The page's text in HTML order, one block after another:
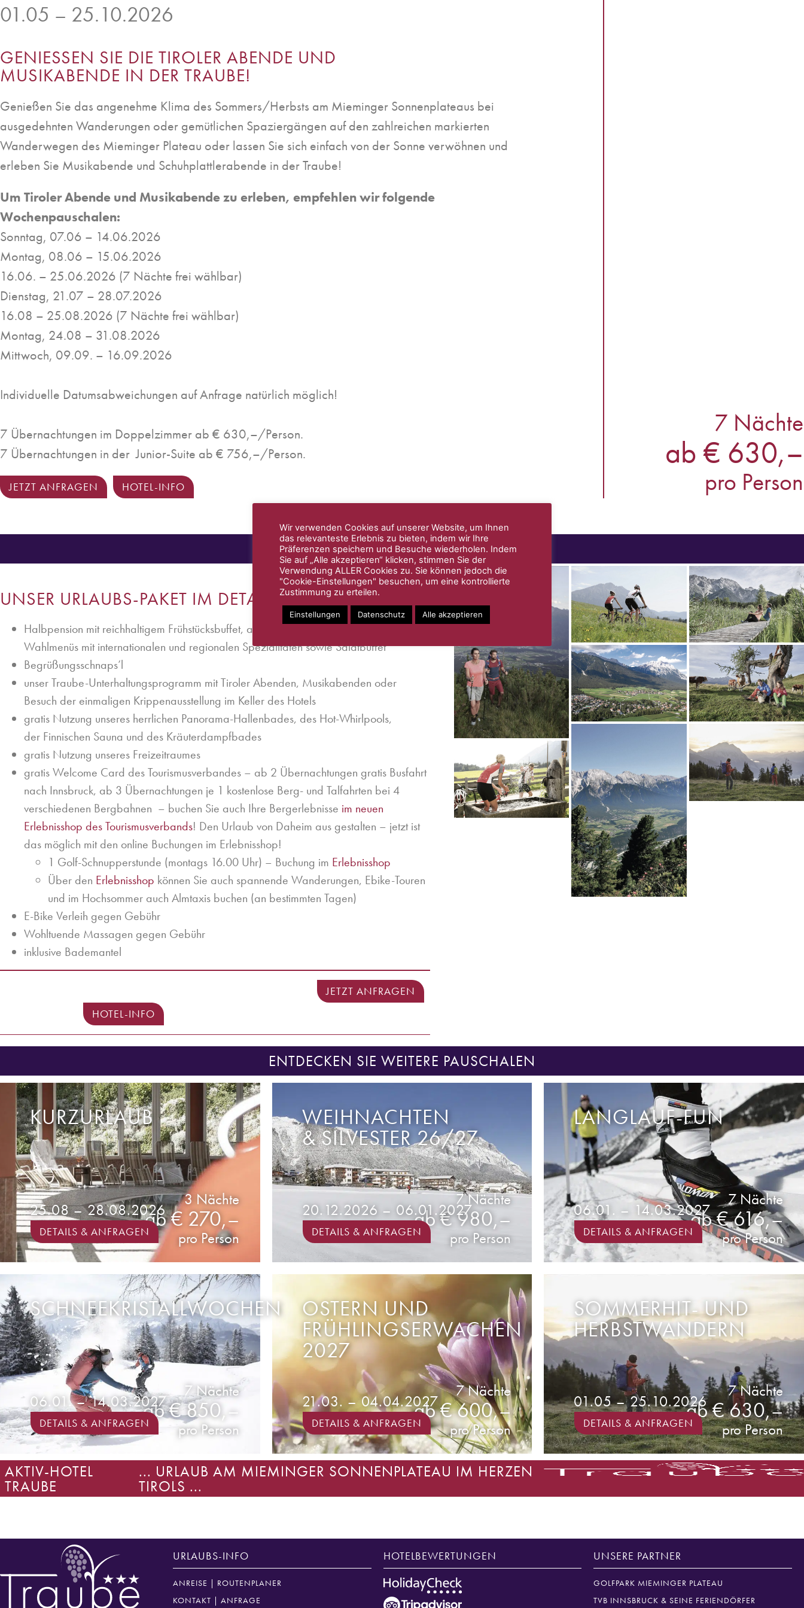
01.05 – 25.10.2026
GENIESSEN SIE DIE TIROLER ABENDE UND M
USIKABENDE IN DER TRAUBE!
Genießen Sie das angenehme Klima des Sommers/Herbsts am Mieminger Sonnenplateaus bei
ausgedehnten Wanderungen oder gemütlichen Spaziergängen auf den zahlreichen markierten
Wanderwegen des Mieminger Plateau oder lassen Sie sich einfach von der Sonne verwöhnen und
erleben Sie Musikabende und Schuhplattlerabende in der Traube!
Um Tiroler Abende und Musikabende zu erleben, empfehlen wir folgende
Wochenpauschalen:
Sonntag, 07.06 – 14.06.2026
Montag, 08.06 – 15.06.2026
16.06. – 25.06.2026 (7 Nächte frei wählbar)
Dienstag, 21.07 – 28.07.2026
16.08 – 25.08.2026 (7 Nächte frei wählbar)
Montag, 24.08 – 31.08.2026
Mittwoch, 09.09. – 16.09.2026
Individuelle Datumsabweichungen auf Anfrage natürlich möglich!
7 Übernachtungen im Doppelzimmer ab € 630,–/Person.
7 Übernachtungen in der Junior-Suite ab € 756,–/Person.
JETZT ANFRAGEN HOTEL-INFO
7 Nächte
ab € 630,–
pro Person
EINE TRAUBE VOLL SCHÖNSTER TAGE
UNSER URLAUBS-PAKET IM DETAIL
Halbpension mit reichhaltigem Frühstücksbuffet, abends abwechslungsreiche
Wahlmenüs mit internationalen und regionalen Spezialitäten sowie Salatbuffet
Begrüßungsschnaps’l
unser Traube-Unterhaltungsprogramm mit Tiroler Abenden, Musikabenden oder
Besuch der einmaligen Krippenausstellung im Keller des Hotels
gratis Nutzung unseres herrlichen Panorama-Hallenbades, des Hot-Whirlpools,
der Finnischen Sauna und des Kräuterdampfbades
gratis Nutzung unseres Freizeitraumes
gratis Welcome Card des Tourismusverbandes – ab 2 Übernachtungen gratis Busfahrt
nach Innsbruck, ab 3 Übernachtungen je 1 kostenlose Berg- und Talfahrten bei 4
verschiedenen Bergbahnen – buchen Sie auch Ihre Bergerlebnisse im neuen
Erlebnisshop des Tourismusverbands! Den Urlaub von Daheim aus gestalten – jetzt ist
das möglich mit den online Buchungen im Erlebnisshop!
1 Golf-Schnupperstunde (montags 16.00 Uhr) – Buchung im Erlebnisshop
Über den Erlebnisshop können Sie auch spannende Wanderungen, Ebike-Touren
und im Hochsommer auch Almtaxis buchen (an bestimmten Tagen)
E-Bike Verleih gegen Gebühr
Wohltuende Massagen gegen Gebühr
inklusive Bademantel
JETZT ANFRAGEN
HOTEL-INFO
ENTDECKEN SIE WEITERE PAUSCHALEN
pro Person
ab € 270,–
3 Nächte
DETAILS & ANFRAGEN
25.08 – 28.08.2026
KURZURLAUB
pro Person
ab € 980,–
7 Nächte
DETAILS & ANFRAGEN
20.12.2026 – 06.01.2027
WEIHNACHTEN
& SILVESTER 26/27
pro Person
ab € 616,–
7 Nächte
DETAILS & ANFRAGEN
06.01. – 14.03.2027
LANGLAUF-FUN
pro Person
ab € 850,–
7 Nächte
DETAILS & ANFRAGEN
06.01. – 14.03.2027
SCHNEEKRISTALLWOCHEN
pro Person
ab € 600,–
7 Nächte
DETAILS & ANFRAGEN
21.03. – 04.04.2027
OSTERN UND
FRÜHLINGSERWACHEN
2027
pro Person
ab € 630,–
7 Nächte
DETAILS & ANFRAGEN
01.05 – 25.10.2026
SOMMERHIT- UND
HERBSTWANDERN
AKTIV-HOTEL
TRAUBE
... URLAUB AM MIEMINGER SONNENPLATEAU IM HERZEN
TIROLS ...
URLAUBS-INFO
ANREISE | ROUTENPLANER
KONTAKT | ANFRAGE
HOTELBEWERTUNGEN UNSERE PARTNER
GOLFPARK MIEMINGER PLATEAU
TVB INNSBRUCK & SEINE FERIENDÖRFER
Wir verwenden Cookies auf unserer Website, um Ihnen
das relevanteste Erlebnis zu bieten, indem wir Ihre
Präferenzen speichern und Besuche wiederholen. Indem
Sie auf „Alle akzeptieren“ klicken, stimmen Sie der
Verwendung ALLER Cookies zu. Sie können jedoch die
"Cookie-Einstellungen" besuchen, um eine kontrollierte
Zustimmung zu erteilen.
Einstellungen Datenschutz Alle akzeptieren